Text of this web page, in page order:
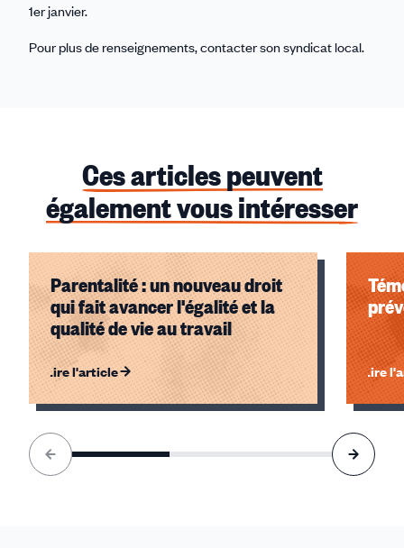
1er janvier.
Pour plus de renseignements, contacter son syndicat local.
Ces articles peuvent
également vous intéresser
Parentalité : un nouveau droit
qui fait avancer l'égalité et la
qualité de vie au travail
Lire l'article Lire